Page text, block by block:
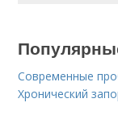
Современные
Хронический